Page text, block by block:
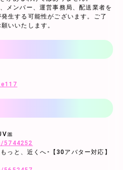
メンバー、運営事務局、配送業者を
生する可能性がございます。ご了
いいたします。
っと、近くへ-【30アバター対応】